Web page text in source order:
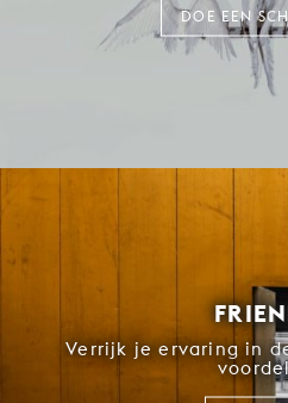
DOE EEN
Verrijk je ervaring in